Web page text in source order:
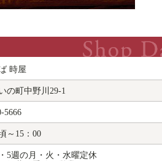
時屋
の町中野川29-1
5666
～15：00
5週の月・火・水曜定休